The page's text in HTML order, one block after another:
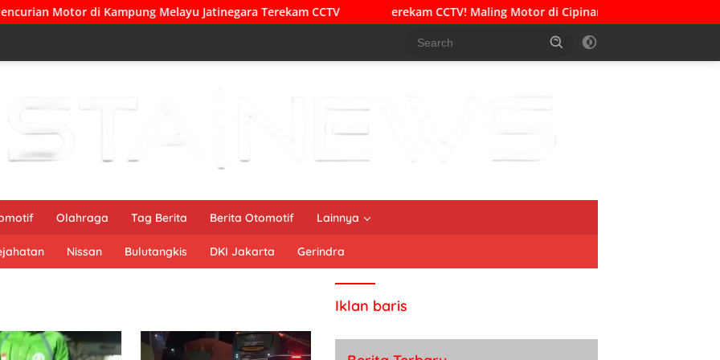
di Kampung Melayu Jatinegara Terekam CCTV erekam CCTV! Maling Motor di Cipinang Muara Gasak Honda Beat
Olahraga Tag Berita Berita Otomotif Lainnya
Nissan Bulutangkis DKI Jakarta Gerindra
Iklan baris